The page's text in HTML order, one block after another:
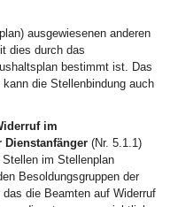
ausgewiesenen anderen
dies durch das
bestimmt ist. Das
die Stellenbindung auch
im
(Nr. 5.1.1)
im Stellenplan
Besoldungsgruppen der
die Beamten auf Widerruf